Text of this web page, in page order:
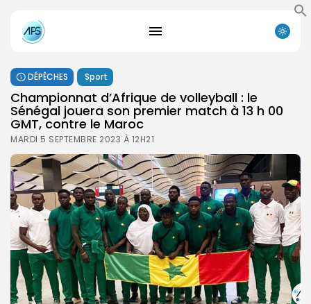
DÉPÊCHES Sport
Championnat d’Afrique de volleyball : le
Sénégal jouera son premier match à 13 h 00
GMT, contre le Maroc
MARDI 5 SEPTEMBRE 2023 À 12H21